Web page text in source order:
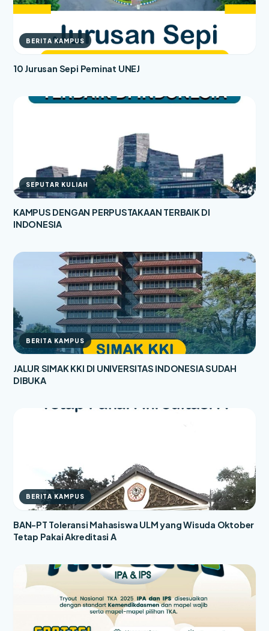
BERITA KAMPUS
10 Jurusan Sepi Peminat UNEJ
SEPUTAR KULIAH
KAMPUS DENGAN PERPUSTAKAAN TERBAIK DI
INDONESIA
BERITA KAMPUS
JALUR SIMAK KKI DI UNIVERSITAS INDONESIA SUDAH
DIBUKA
BERITA KAMPUS
BAN-PT Toleransi Mahasiswa ULM yang Wisuda Oktober
Tetap Pakai Akreditasi A